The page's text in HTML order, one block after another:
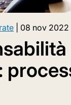
08 nov 2022